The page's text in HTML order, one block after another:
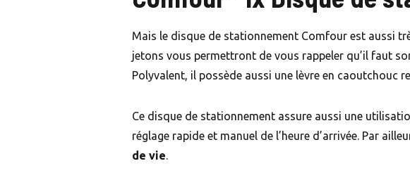
Mais le disque de stationnement Comfour est aussi
jetons vous permettront de vous rappeler qu’il faut
Polyvalent, il possède aussi une lèvre en caoutchouc
Ce disque de stationnement assure aussi une
réglage rapide et manuel de l’heure d’arrivée. Par
de vie.